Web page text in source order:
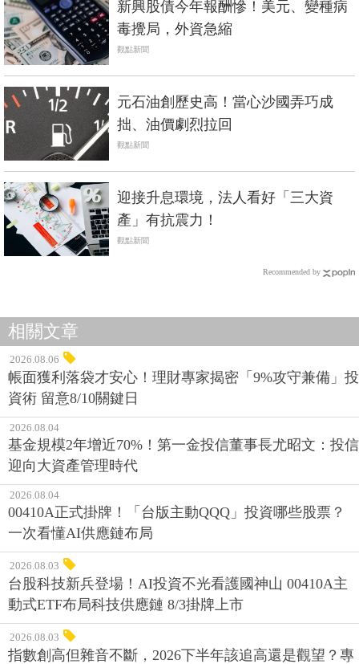
新興股債今年報酬慘！美元、變種病
毒攪局，外資急縮
觀點新聞
元石油創歷史高！當心沙國弄巧成
拙、油價劇烈拉回
觀點新聞
迎接升息環境，法人看好「三大資
產」有抗震力！
觀點新聞
Recommended by
相關文章
2026.08.06
帳面獲利落袋才安心！理財專家揭密「9%攻守兼備」投
資術 留意8/10關鍵日
2026.08.04
基金規模2年增近70%！第一金投信董事長尤昭文：投信
迎向大資產管理時代
2026.08.04
00410A正式掛牌！「台版主動QQQ」投資哪些股票？
一次看懂AI供應鏈布局
2026.08.03
台股科技新兵登場！AI投資不光看護國神山 00410A主
動式ETF布局科技供應鏈 8/3掛牌上市
2026.08.03
指數創高但雜音不斷，2026下半年該追高還是觀望？專